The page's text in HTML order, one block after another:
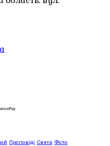
Проповіді Свята Фото